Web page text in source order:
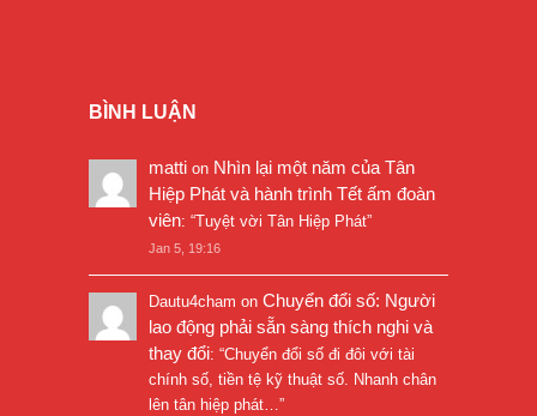
BÌNH LUẬN
matti on Nhìn lại một năm của Tân
Hiệp Phát và hành trình Tết ấm đoàn
viên: “Tuyệt vời Tân Hiệp Phát”
Jan 5, 19:16
Dautu4cham on Chuyển đổi số: Người
lao động phải sẵn sàng thích nghi và
thay đổi: “Chuyển đổi số đi đôi với tài
chính số, tiền tệ kỹ thuật số. Nhanh chân
lên tân hiệp phát… ”